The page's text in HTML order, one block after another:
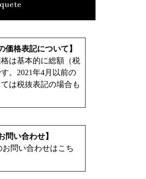
価格表記について】
は基本的に総額（税
。2021年4月以前の
は税抜表記の場合も
問い合わせ】
お問い合わせはこち